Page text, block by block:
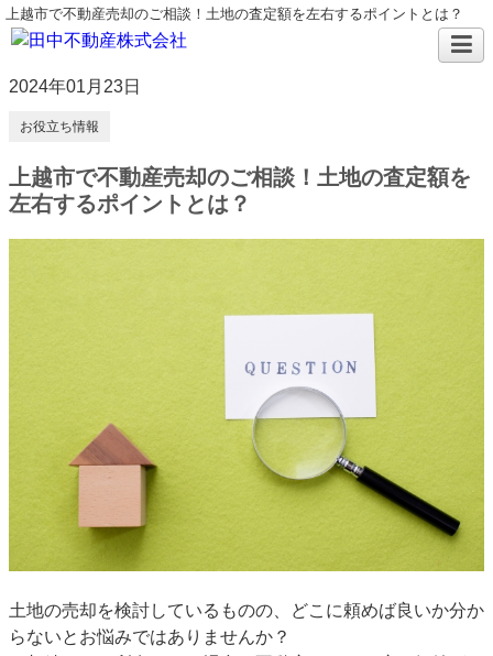
上越市で不動産売却のご相談！土地の査定額を左右するポイントとは？
2024年01月23日
お役立ち情報
上越市で不動産売却のご相談！土地の査定額を
左右するポイントとは？
土地の売却を検討しているものの、どこに頼めば良いか分か
らないとお悩みではありませんか？